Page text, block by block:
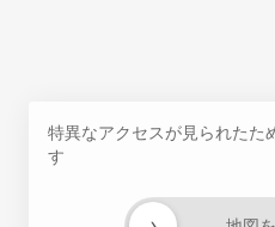
特異なアクセスが見られたた
す